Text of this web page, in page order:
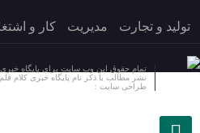
تولید و تجارت مدیریت کار و
تمام حقوق این وب سایت برای پایگاه
نشر مطالب با ذکر نام پایگاه خبری کلام
طراحی سایت :